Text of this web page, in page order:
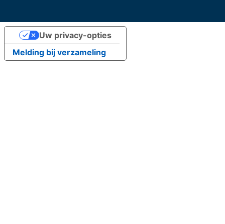
Melding bij verzameling
Uw privacy-opties